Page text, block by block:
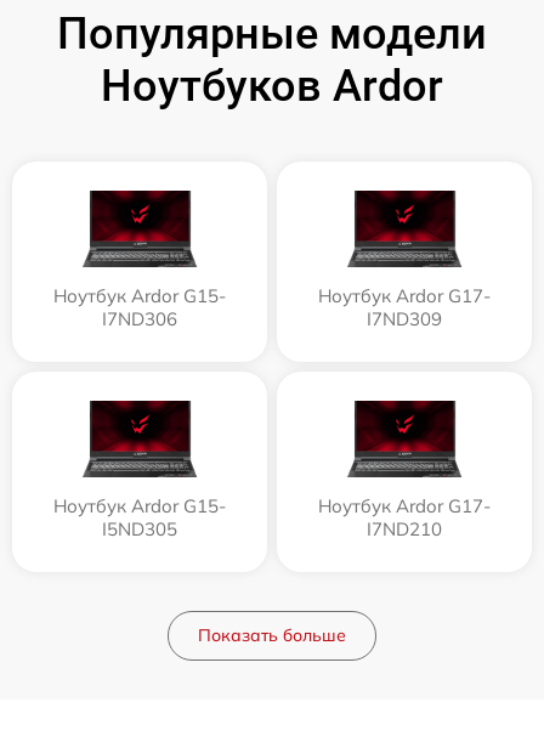
Популярные модели
Ноутбуков Ardor
Ноутбук Ardor G15-
I7ND306
Ноутбук Ardor G17-
I7ND309
Ноутбук Ardor G15-
I5ND305
Ноутбук Ardor G17-
I7ND210
Показать больше